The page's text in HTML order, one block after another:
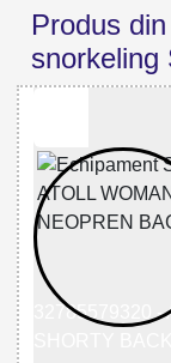
Produs
snorkeling
32785579320 -